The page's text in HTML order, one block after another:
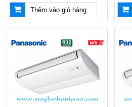
Thêm vào giỏ hàng